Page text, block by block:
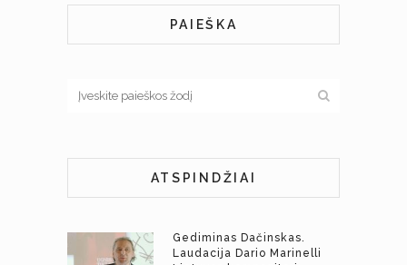
PAIEŠKA
ATSPINDŽIAI
Gediminas Dačinskas.
Laudacija Dario Marinelli